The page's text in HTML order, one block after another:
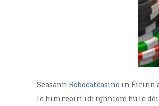
Seasann Robocatcasino in Éirinn
le himreoirí idirghníomhú le